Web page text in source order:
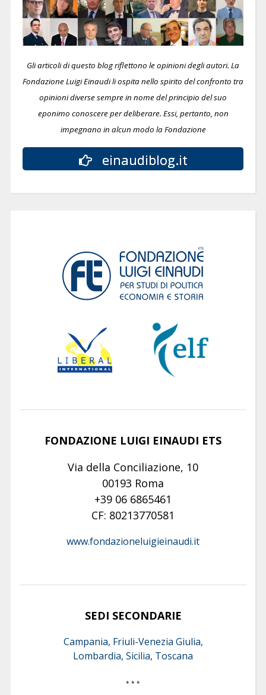
Gli articoli di questo blog riflettono le opinioni degli autori. La
Fondazione Luigi Einaudi li ospita nello spirito del confronto tra
opinioni diverse sempre in nome del principio del suo
eponimo conoscere per deliberare. Essi, pertanto, non
impegnano in alcun modo la Fondazione
einaudiblog.it
FONDAZIONE LUIGI EINAUDI ETS
Via della Conciliazione, 10
00193 Roma
+39 06 6865461
CF: 80213770581
www.fondazioneluigieinaudi.it
SEDI SECONDARIE
Campania, Friuli-Venezia Giulia,
Lombardia, Sicilia, Toscana
* * *